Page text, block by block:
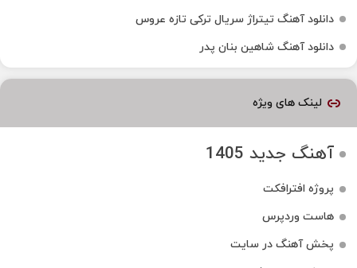
دانلود آهنگ تیتراژ سریال ترکی تازه عروس
دانلود آهنگ شاهین بنان پدر
لینک های ویژه
آهنگ جدید 1405
پروژه افترافکت
هاست وردپرس
پخش آهنگ در سایت